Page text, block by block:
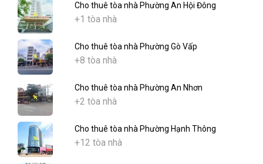
Cho thuê tòa nhà Phường An Hội Đông
+1 tòa nhà
Cho thuê tòa nhà Phường Gò Vấp
+8 tòa nhà
Cho thuê tòa nhà Phường An Nhơn
+2 tòa nhà
Cho thuê tòa nhà Phường Hạnh Thông
+12 tòa nhà